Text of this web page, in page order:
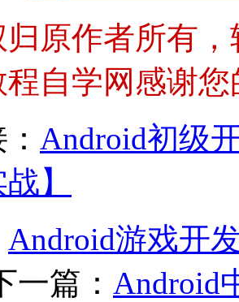
原作者所有
自学网感谢
Android初级
】
Android游戏开
一篇： Android